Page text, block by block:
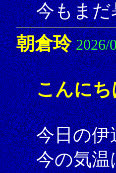
今もま
朝倉玲 2026/
こんに
今日の伊
今の気温